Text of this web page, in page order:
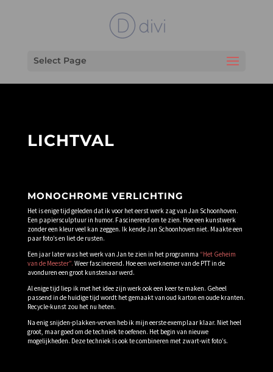
Select Page
LICHTVAL
MONOCHROME VERLICHTING
Het is enige tijd geleden dat ik voor het eerst werk zag van Jan Schoonhoven.
Een papiersculptuur in humor. Fascinerend om te zien. Hoe een kunstwerk
zonder een kleur veel kan zeggen. Ik kende Jan Schoonhoven niet. Maakte een
paar foto’s en liet de rusten.
Een jaar later was het werk van Jan te zien in het programma “Het Geheim
van de Meester”. Weer fascinerend. Hoe een werknemer van de PTT in de
avonduren een groot kunstenaar werd.
Al enige tijd liep ik met het idee zijn werk ook een keer te maken. Geheel
passend in de huidige tijd wordt het gemaakt van oud karton en oude kranten.
Recycle-kunst zou het nu heten.
Na enig snijden-plakken-verven heb ik mijn eerste exemplaar klaar. Niet heel
groot, maar goed om de techniek te oefenen. Het begin van nieuwe
mogelijkheden. Deze techniek is ook te combineren met zwart-wit foto’s.